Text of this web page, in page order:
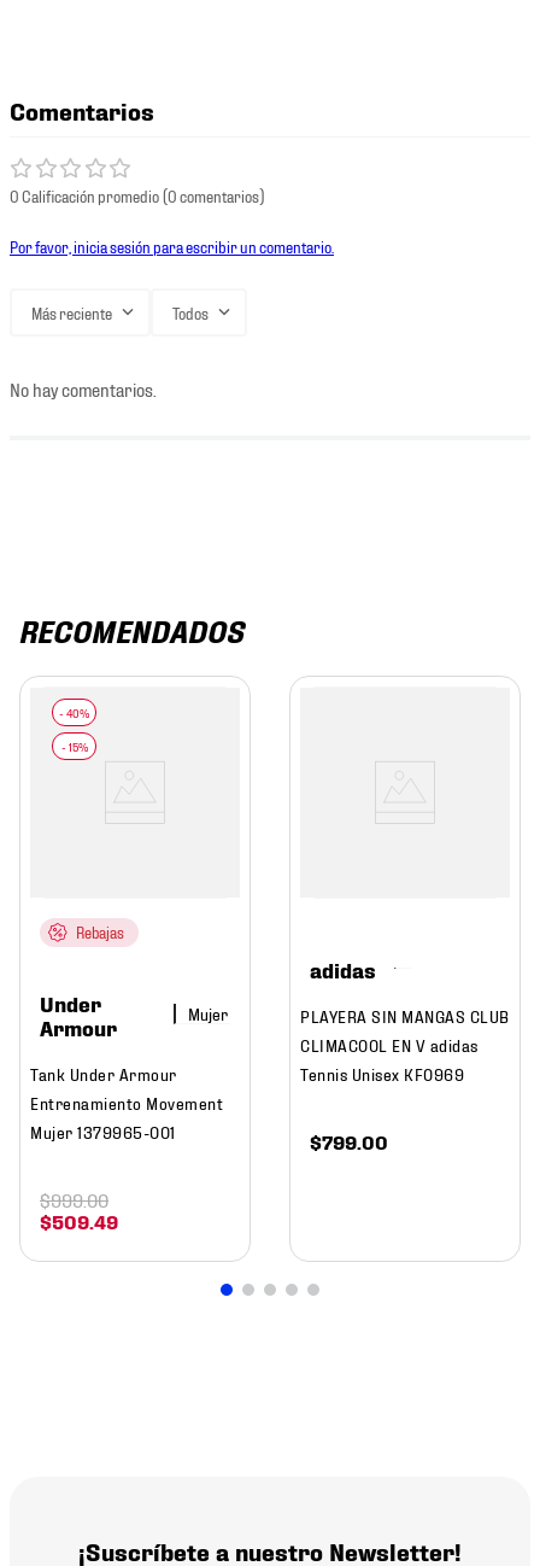
Comentarios
0 Calificación promedio(0 comentarios)
Por favor, inicia sesión para escribir un comentario.
Más reciente Todos
No hay comentarios.
RECOMENDADOS
Rebajas
Under
Armour
Mujer
Tank Under Armour
Entrenamiento Movement
Mujer 1379965-001
$509 49
$999.00
adidas
PLAYERA SIN MANGAS CLUB
CLIMACOOL EN V adidas
Tennis Unisex KF0969
$799 00
¡Suscríbete a nuestro Newsletter!